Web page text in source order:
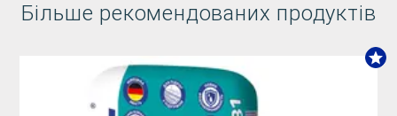
Більше рекомендованих продуктів